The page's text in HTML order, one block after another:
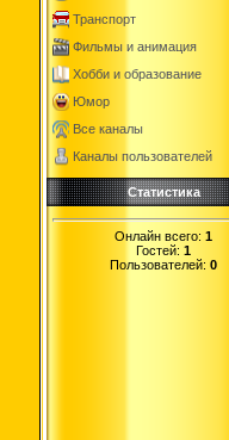
Транспорт
Фильмы и анимация
Хобби и образование
Юмор
Все каналы
Каналы пользователей
Статистика
Онлайн всего: 1
Гостей: 1
Пользователей: 0